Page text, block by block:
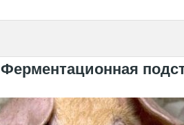
Ферментационная